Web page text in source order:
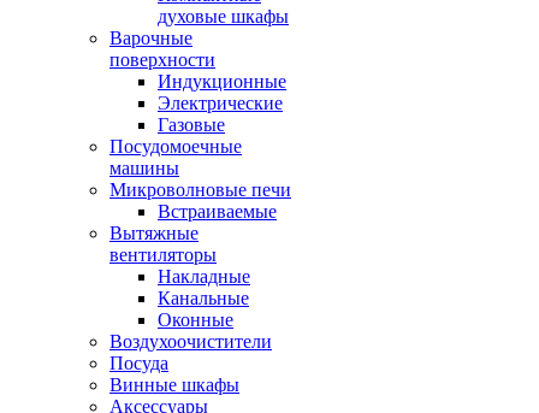
духовые шкафы
Варочные
поверхности
Индукционные
Электрические
Газовые
Посудомоечные
машины
Микроволновые печи
Встраиваемые
Вытяжные
вентиляторы
Накладные
Канальные
Оконные
Воздухоочистители
Посуда
Винные шкафы
Аксессуары